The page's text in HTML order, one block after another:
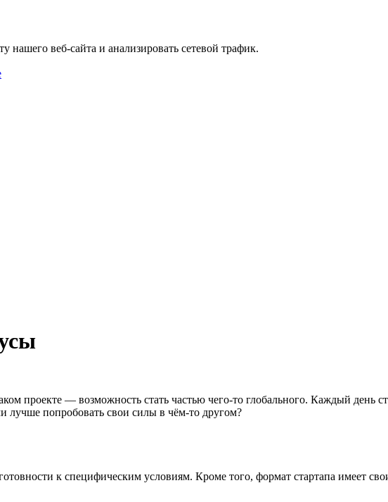
веб-сайта и анализировать сетевой трафик.
проекте — возможность стать частью чего-то глобального. Каждый день
лучше попробовать свои силы в чём-то другом?
готовности к специфическим условиям. Кроме того, формат стартапа имеет